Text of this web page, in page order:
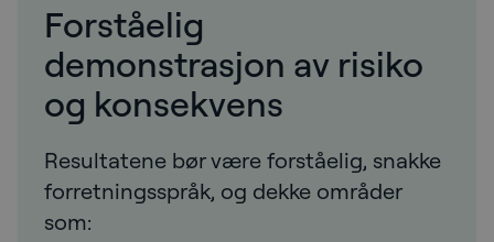
Forståelig
demonstrasjon av risiko
og konsekvens
Resultatene bør være forståelig, snakke
forretningsspråk, og dekke områder
som: